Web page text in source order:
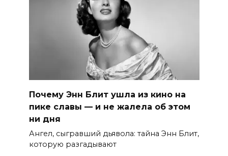
Почему Энн Блит ушла из кино на
пике славы — и не жалела об этом
ни дня
Ангел, сыгравший дьявола: тайна Энн Блит,
которую разгадывают